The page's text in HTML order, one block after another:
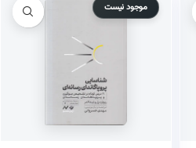
موجود نیست